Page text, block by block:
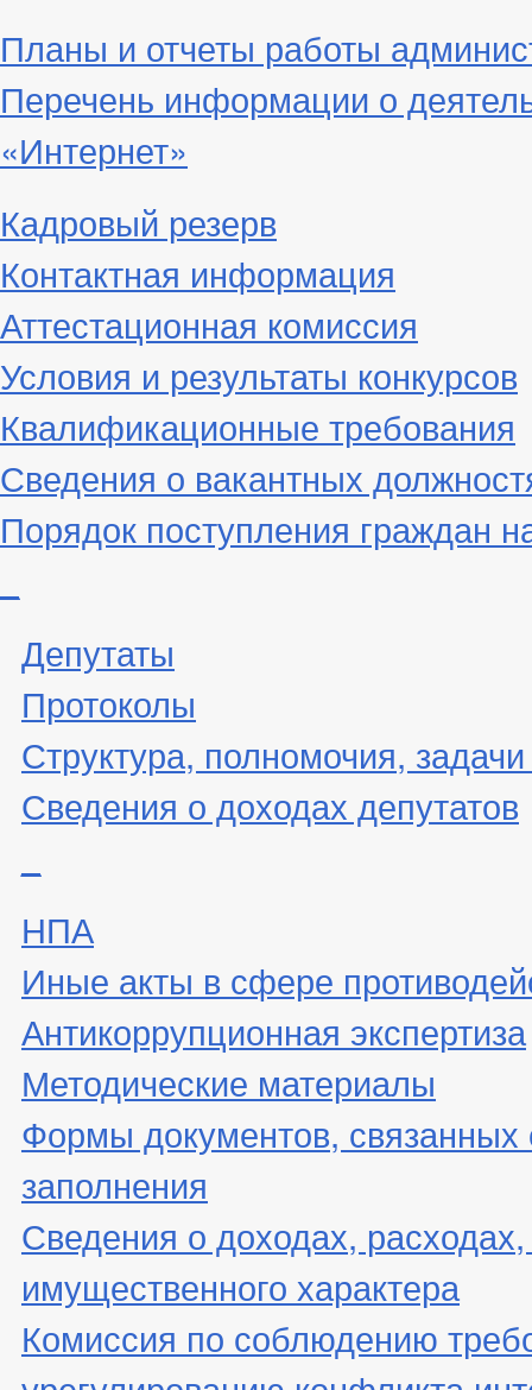
Планы и отчеты работы
Перечень информации о
«Интернет»
Кадровый резерв
Контактная информация
Аттестационная комиссия
Условия и результаты конкурсов
Квалификационные требования
Сведения о вакантных
Порядок поступления граждан
Депутаты
Протоколы
Структура, полномочия,
Сведения о доходах депутатов
НПА
Иные акты в сфере
Антикоррупционная экспертиза
Методические материалы
Формы документов, связанных
заполнения
Сведения о доходах,
имущественного характера
Комиссия по соблюдению